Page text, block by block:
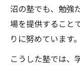
沼の塾でも、勉強
場を提供すること
りに努めています。
こうした塾では、